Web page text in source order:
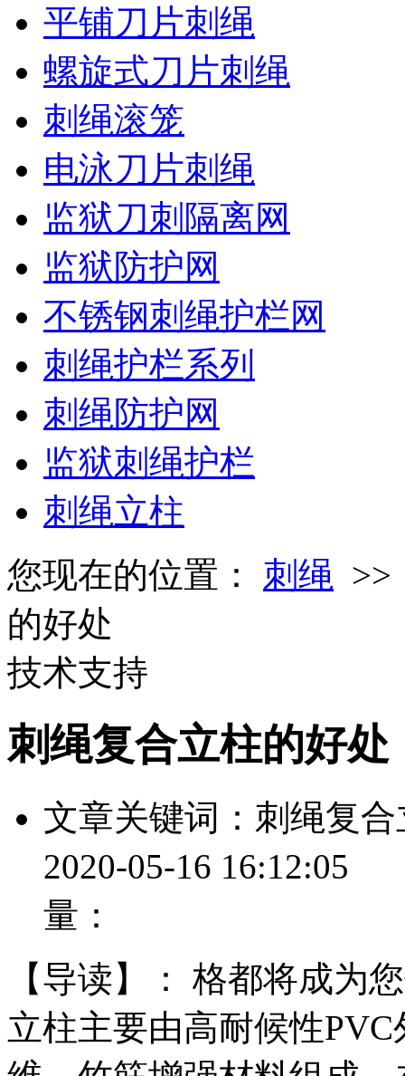
平铺刀片刺绳
螺旋式刀片刺绳
刺绳滚笼
电泳刀片刺绳
监狱刀刺隔离网
监狱防护网
不锈钢刺绳护栏网
刺绳护栏系列
刺绳防护网
监狱刺绳护栏
刺绳立柱
您现在的位置： 刺绳
的好处
技术支持
刺绳复合立柱的好处
文章关键词：刺绳复
2020-05-16
量：
【导读】：
格都将成为
立柱主要由高耐候性